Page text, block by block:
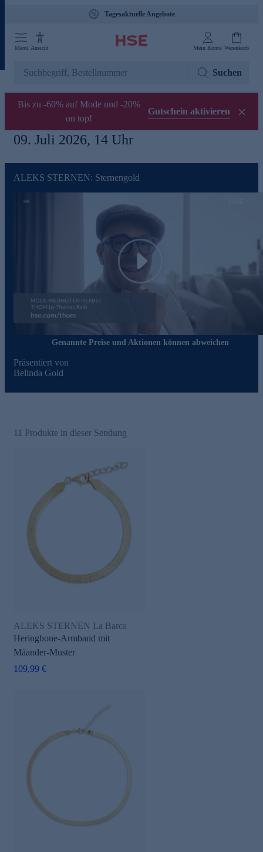
Tagesaktuelle Angebote
Menü Ansicht Mein Konto Warenkorb
Suchen
Bis zu -60% auf Mode und -20%
on top!
Gutschein aktivieren
09. Juli 2026, 14 Uhr
ALEKS STERNEN: Sternengold
Play
Genannte Preise und Aktionen können abweichen
Präsentiert von
Belinda Gold
11 Produkte in dieser Sendung
ALEKS STERNEN La Barca
Heringbone-Armband mit
Mäander-Muster
109,99 €